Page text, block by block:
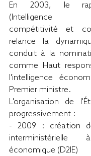
En 2003, le
(Intelligence
compétitivité et
relance la
conduit à la
comme Haut
l'intelligence
Premier ministre.
L'organisation de
progressivement :
- 2009 : création
interministérielle
économique (D2IE)